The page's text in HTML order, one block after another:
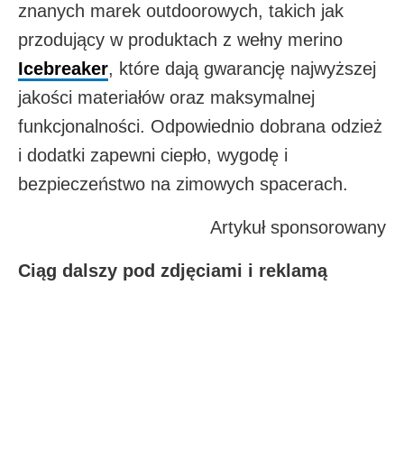
znanych marek outdoorowych, takich jak
przodujący w produktach z wełny merino
Icebreaker, które dają gwarancję najwyższej
jakości materiałów oraz maksymalnej
funkcjonalności. Odpowiednio dobrana odzież
i dodatki zapewni ciepło, wygodę i
bezpieczeństwo na zimowych spacerach.
Artykuł sponsorowany
Ciąg dalszy pod zdjęciami i reklamą